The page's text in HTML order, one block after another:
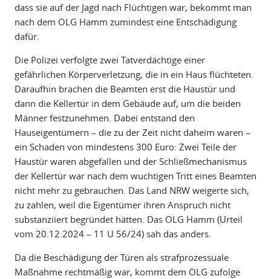
dass sie auf der Jagd nach Flüchtigen war, bekommt man
nach dem OLG Hamm zumindest eine Entschädigung
dafür.
Die Polizei verfolgte zwei Tatverdächtige einer
gefährlichen Körperverletzung, die in ein Haus flüchteten.
Daraufhin brachen die Beamten erst die Haustür und
dann die Kellertür in dem Gebäude auf, um die beiden
Männer festzunehmen. Dabei entstand den
Hauseigentümern – die zu der Zeit nicht daheim waren –
ein Schaden von mindestens 300 Euro: Zwei Teile der
Haustür waren abgefallen und der Schließmechanismus
der Kellertür war nach dem wuchtigen Tritt eines Beamten
nicht mehr zu gebrauchen. Das Land NRW weigerte sich,
zu zahlen, weil die Eigentümer ihren Anspruch nicht
substanziiert begründet hätten. Das OLG Hamm (Urteil
vom 20.12.2024 – 11 U 56/24) sah das anders.
Da die Beschädigung der Türen als strafprozessuale
Maßnahme rechtmäßig war, kommt dem OLG zufolge